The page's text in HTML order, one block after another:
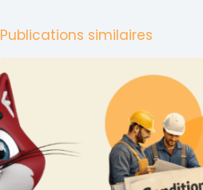
Publications similaires